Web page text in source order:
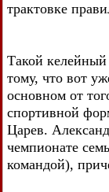
трактовке
Такой
тому, что вот
основном от
спортивной
Царев.
чемпионате
командой),